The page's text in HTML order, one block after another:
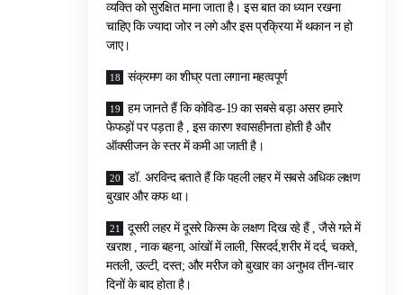
व्यक्ति को सुरक्षित माना जाता है। इस बात का ध्यान रखना
चाहिए कि ज्यादा जोर न लगे और इस प्रक्रिया में थकान न हो
जाए।
संक्रमण का शीघ्र पता लगाना महत्वपूर्ण
हम जानते हैं कि कोविड-19 का सबसे बड़ा असर हमारे
फेफड़ों पर पड़ता है , इस कारण श्वासहीनता होती है और
ऑक्सीजन के स्तर में कमी आ जाती है।
डॉ. अरविन्द बताते हैं कि पहली लहर में सबसे अधिक लक्षण
बुखार और कफ था।
दूसरी लहर में दूसरे किस्म के लक्षण दिख रहे हैं , जैसे गले में
खराश , नाक बहना, आंखों में लाली, सिरदर्द,शरीर में दर्द, चकते,
मतली, उल्टी, दस्त; और मरीज को बुखार का अनुभव तीन-चार
दिनों के बाद होता है।